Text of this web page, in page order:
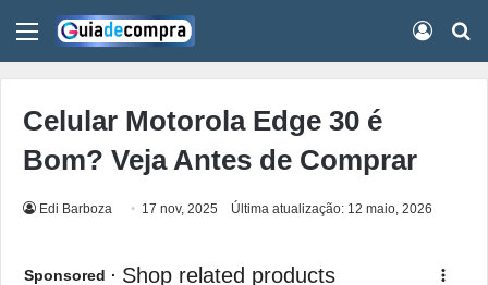
Menu
Celular Motorola Edge 30 é
Bom? Veja Antes de Comprar
Edi Barboza 17 nov, 2025 Última atualização: 12 maio, 2026